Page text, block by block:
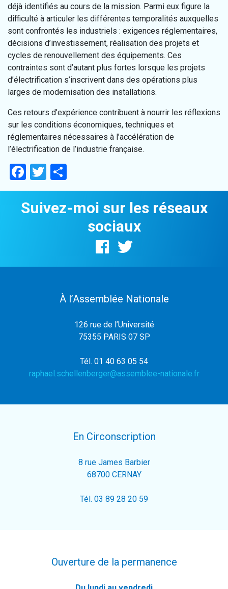
déjà identifiés au cours de la mission. Parmi eux figure la
difficulté à articuler les différentes temporalités auxquelles
sont confrontés les industriels : exigences réglementaires,
décisions d’investissement, réalisation des projets et
cycles de renouvellement des équipements. Ces
contraintes sont d’autant plus fortes lorsque les projets
d’électrification s’inscrivent dans des opérations plus
larges de modernisation des installations.
Ces retours d’expérience contribuent à nourrir les réflexions
sur les conditions économiques, techniques et
réglementaires nécessaires à l’accélération de
l’électrification de l’industrie française.
Facebook
Twitter
Suivez-moi sur les réseaux
sociaux
À l’Assemblée Nationale
126 rue de l’Université
75355 PARIS 07 SP
Tél. 01 40 63 05 54
raphael.schellenberger@assemblee-nationale.fr
En Circonscription
8 rue James Barbier
68700 CERNAY
Tél. 03 89 28 20 59
Ouverture de la permanence